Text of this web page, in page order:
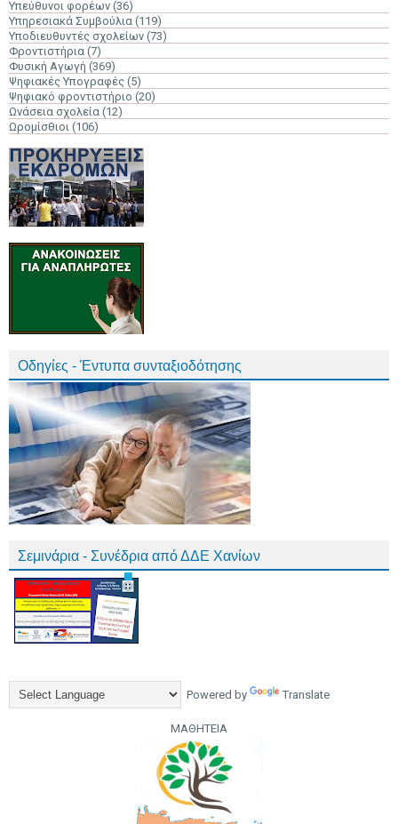
Υπεύθυνοι φορέων (36)
Υπηρεσιακά Συμβούλια (119)
Υποδιευθυντές σχολείων (73)
Φροντιστήρια (7)
Φυσική Αγωγή (369)
Ψηφιακές Υπογραφές (5)
Ψηφιακό φροντιστήριο (20)
Ωνάσεια σχολεία (12)
Ωρομίσθιοι (106)
Οδηγίες - Έντυπα συνταξιοδότησης
Σεμινάρια - Συνέδρια από ΔΔΕ Χανίων
Powered by Translate
ΜΑΘΗΤΕΙΑ